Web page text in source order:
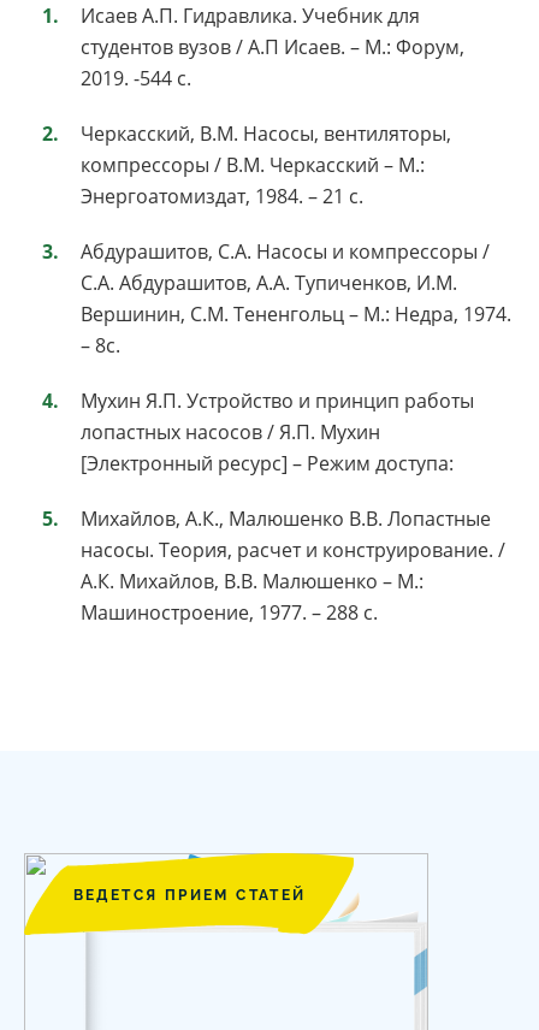
Исаев А.П. Гидравлика. Учебник для
студентов вузов / А.П Исаев. – М.: Форум,
2019. -544 с.
Черкасский, В.М. Насосы, вентиляторы,
компрессоры / В.М. Черкасский – М.:
Энергоатомиздат, 1984. – 21 с.
Абдурашитов, С.А. Насосы и компрессоры /
С.А. Абдурашитов, А.А. Тупиченков, И.М.
Вершинин, С.М. Тененгольц – М.: Недра, 1974.
– 8с.
Мухин Я.П. Устройство и принцип работы
лопастных насосов / Я.П. Мухин
[Электронный ресурс] – Режим доступа:
Михайлов, А.К., Малюшенко В.В. Лопастные
насосы. Теория, расчет и конструирование. /
А.К. Михайлов, В.В. Малюшенко – М.:
Машиностроение, 1977. – 288 с.
ВЕДЕТСЯ ПРИЕМ СТАТЕЙ